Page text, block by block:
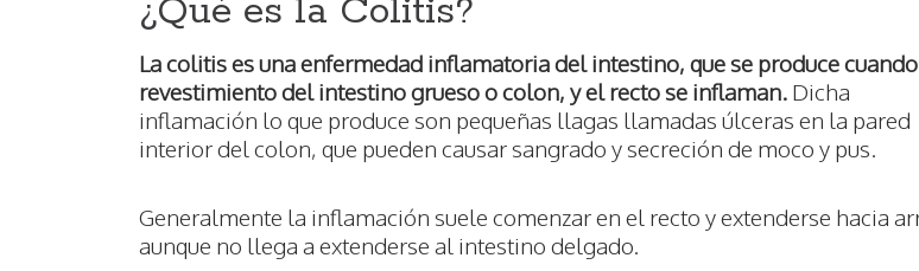
¿Qué es la Colitis?
La colitis es una enfermedad inflamatoria del intestino, que se produce
revestimiento del intestino grueso o colon, y el recto se inflaman. Dicha
inflamación lo que produce son pequeñas llagas llamadas úlceras en la pared
interior del colon, que pueden causar sangrado y secreción de moco y pus.
Generalmente la inflamación suele comenzar en el recto y extenderse hacia
aunque no llega a extenderse al intestino delgado.